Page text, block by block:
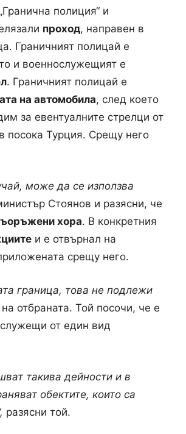
полиция“ и
проход, направен в
Граничният полицай е
и военнослужещият е
. Граничният полицай е
на автомобила, след което
за евентуалните стрелци от
посока Турция. Срещу него
може да се използва
Стоянов и разясни, че
хора. В конкретния
и е отвърнал на
срещу него.
граница, това не подлежи
отбраната. Той посочи, че е
от един вид
такива дейности и в
обектите, които са
разясни той.